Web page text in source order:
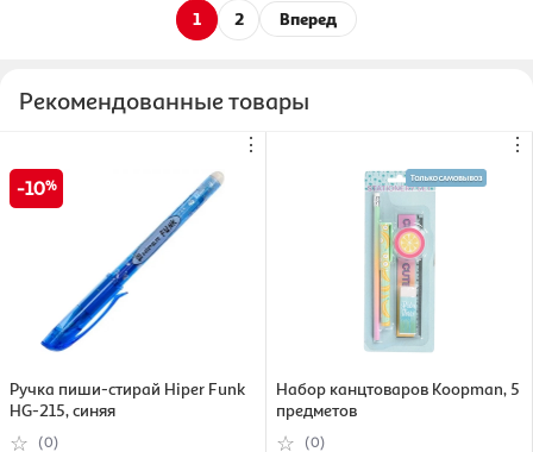
1 2 Вперед
Рекомендованные товары
⋮
10
Ручка пиши-стирай Hiper Funk
HG-215, синяя
(0)
⋮
Набор канцтоваров Koopman, 5
предметов
(0)